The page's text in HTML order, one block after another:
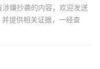
嫌抄袭的内容，欢迎发送
提供相关证据，一经查